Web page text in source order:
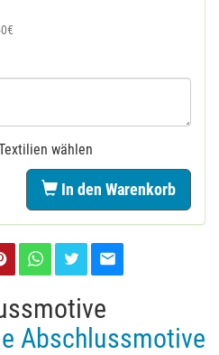
wählen
In den Warenkorb
Abschlussmotive